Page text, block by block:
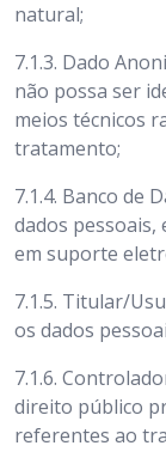
natural;
7.1.3. Dado
não possa ser
meios técnicos
tratamento;
7.1.4. Banco de
dados pessoais,
em suporte
7.1.5. Titular/
os dados
7.1.6.
direito público
referentes ao